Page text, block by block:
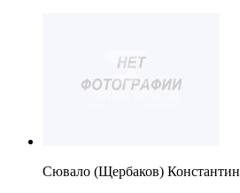
Сювало (Щербаков) Константин